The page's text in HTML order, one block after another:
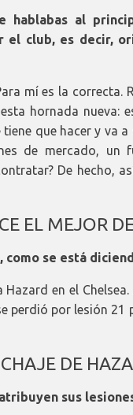
hablabas al
el club, es decir,
mí es la correcta.
hornada nueva:
que hacer y va
de mercado, un
De hecho,
EL MEJOR
se está
en el
perdió por lesión
DE
sus